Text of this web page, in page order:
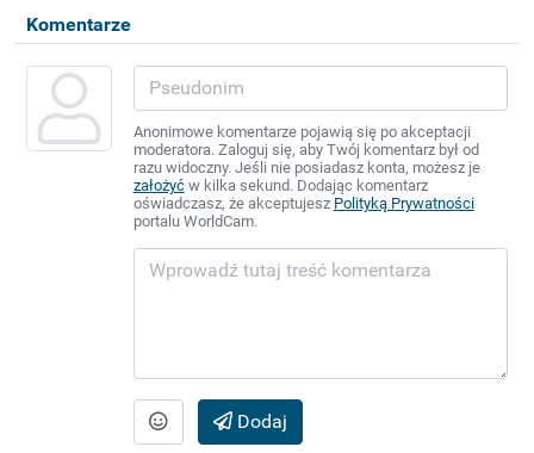
Komentarze
Anonimowe komentarze pojawią się po akceptacji
moderatora. Zaloguj się, aby Twój komentarz był od
razu widoczny. Jeśli nie posiadasz konta, możesz je
założyćw kilka sekund. Dodając komentarz
oświadczasz, że akceptujesz Polityką Prywatności
portalu WorldCam.
Dodaj